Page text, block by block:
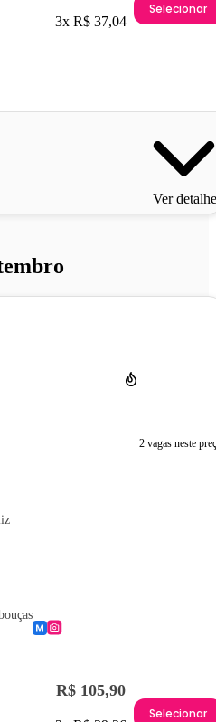
3x R$ 37,04
Selecionar
Ver
2 vagas neste
R$ 105,90
Selecionar